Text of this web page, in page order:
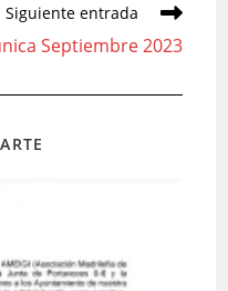
Siguiente entrada
Septiembre 2023